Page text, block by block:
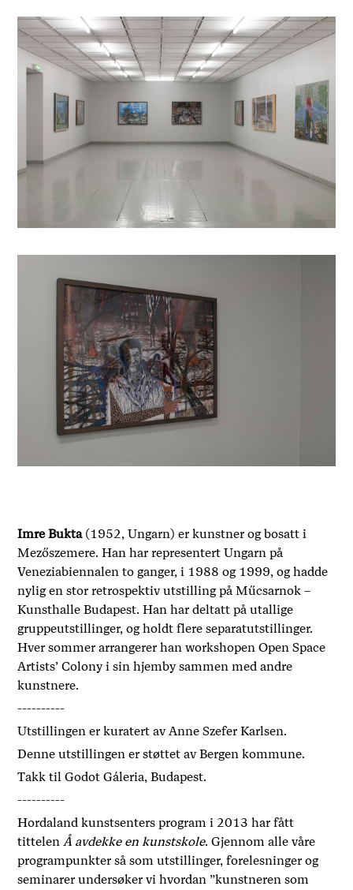
Imre Bukta (1952, Ungarn) er kunstner og bosatt i
Mezőszemere. Han har representert Ungarn på
Veneziabiennalen to ganger, i 1988 og 1999, og hadde
nylig en stor retrospektiv utstilling på Műcsarnok –
Kunsthalle Budapest. Han har deltatt på utallige
gruppeutstillinger, og holdt flere separatutstillinger.
Hver sommer arrangerer han workshopen Open Space
Artists’ Colony i sin hjemby sammen med andre
kunstnere.
----------
Utstillingen er kuratert av Anne Szefer Karlsen.
Denne utstillingen er støttet av Bergen kommune.
Takk til Godot Gáleria, Budapest.
----------
Hordaland kunstsenters program i 2013 har fått
tittelenÅ avdekke en kunstskole. Gjennom alle våre
programpunkter så som utstillinger, forelesninger og
seminarer undersøker vi hvordan ”kunstneren som